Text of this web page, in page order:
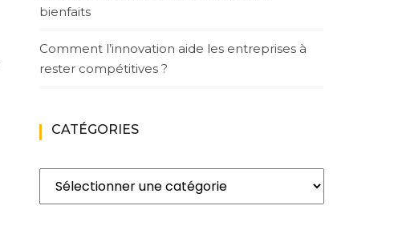
bienfaits
Comment l’innovation aide les entreprises à
rester compétitives ?
CATÉGORIES
Catégories